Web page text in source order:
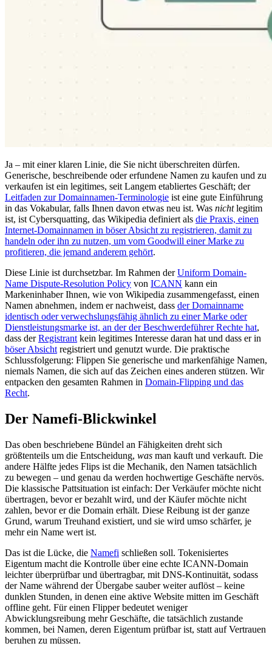
Ja – mit einer klaren Linie, die Sie nicht überschreiten dürfen.
Generische, beschreibende oder erfundene Namen zu kaufen und zu
verkaufen ist ein legitimes, seit Langem etabliertes Geschäft; der
Leitfaden zur Domainnamen-Terminologie ist eine gute Einführung
in das Vokabular, falls Ihnen davon etwas neu ist. Was nichtlegitim
ist, ist Cybersquatting, das Wikipedia definiert als die Praxis, einen
Internet-Domainnamen in böser Absicht zu registrieren, damit zu
handeln oder ihn zu nutzen, um vom Goodwill einer Marke zu
profitieren, die jemand anderem gehört.
Diese Linie ist durchsetzbar. Im Rahmen derUniform Domain-
Name Dispute-Resolution Policy von ICANN kann ein
Markeninhaber Ihnen, wie von Wikipedia zusammengefasst, einen
Namen abnehmen, indem er nachweist, dass der Domainname
identisch oder verwechslungsfähig ähnlich zu einer Marke oder
Dienstleistungsmarke ist, an der der Beschwerdeführer Rechte hat,
dass derRegistrant kein legitimes Interesse daran hat und dass er in
böser Absicht registriert und genutzt wurde. Die praktische
Schlussfolgerung: Flippen Sie generische und markenfähige Namen,
niemals Namen, die sich auf das Zeichen eines anderen stützen. Wir
entpacken den gesamten Rahmen in Domain-Flipping und das
Recht.
Der Namefi-Blickwinkel
Das oben beschriebene Bündel an Fähigkeiten dreht sich
größtenteils um die Entscheidung, was man kauft und verkauft. Die
andere Hälfte jedes Flips ist die Mechanik, den Namen tatsächlich
zu bewegen – und genau da werden hochwertige Geschäfte nervös.
Die klassische Pattsituation ist einfach: Der Verkäufer möchte nicht
übertragen, bevor er bezahlt wird, und der Käufer möchte nicht
zahlen, bevor er die Domain erhält. Diese Reibung ist der ganze
Grund, warum Treuhand existiert, und sie wird umso schärfer, je
mehr ein Name wert ist.
Das ist die Lücke, die Namefi schließen soll. Tokenisiertes
Eigentum macht die Kontrolle über eine echte ICANN-Domain
leichter überprüfbar und übertragbar, mit DNS-Kontinuität, sodass
der Name während der Übergabe sauber weiter auflöst – keine
dunklen Stunden, in denen eine aktive Website mitten im Geschäft
offline geht. Für einen Flipper bedeutet weniger
Abwicklungsreibung mehr Geschäfte, die tatsächlich zustande
kommen, bei Namen, deren Eigentum prüfbar ist, statt auf Vertrauen
beruhen zu müssen.